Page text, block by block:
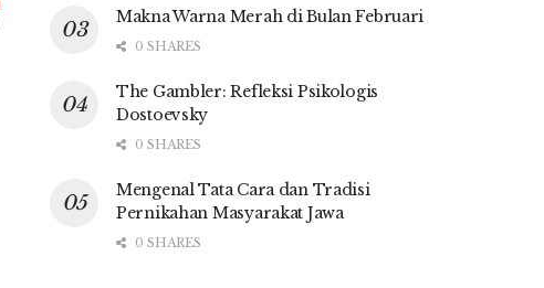
Makna Warna Merah di Bulan Februari
0 SHARES
The Gambler: Refleksi Psikologis
Dostoevsky
0 SHARES
Mengenal Tata Cara dan Tradisi
Pernikahan Masyarakat Jawa
0 SHARES